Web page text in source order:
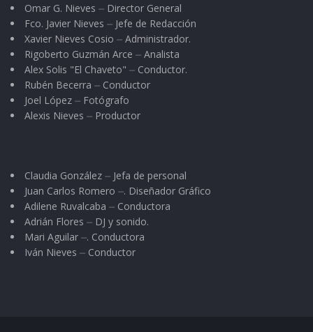
Omar G. Nieves ⏤ Director General
Fco. Javier Nieves ⏤ Jefe de Redacción
Xavier Nieves Cosio ⏤ Administrador.
Rigoberto Guzmán Arce ⏤ Analista
Alex Solis "El Chaveto" ⏤ Conductor.
Rubén Becerra ⏤ Conductor
Joel López ⏤ Fotógrafo
Alexis Nieves ⏤ Productor
Claudia González ⏤ Jefa de personal
Juan Carlos Romero ⏤. Diseñador Gráfico
Adilene Ruvalcaba ⏤ Conductora
Adrián Flores ⏤ DJ y sonido.
Mari Aguilar ⏤. Conductora
Iván Nieves ⏤ Conductor